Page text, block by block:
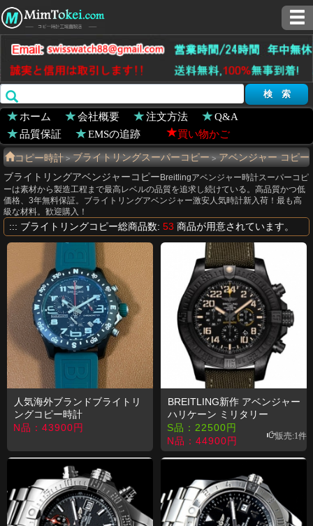
ホーム 会社概要 注文方法
Q&A
品質保証
EMSの追跡 買い物かご
コピー時計 > ブライトリングスーパーコピー > アベンジャー コピー
> 人気商品
ブライトリングアベンジャーコピー Breitlingアベンジャー時計スーパーコピ
ーは素材から製造工程まで最高レベルの品質を追求し続けている。高品質かつ低
価格、3年無料保証。ブライトリングアベンジャー激安人気時計新入荷！最も高
級な材料。歓迎購入！
::: ブライトリングコピー総商品数: 53 商品が用意されています。
人気海外ブランドブライトリ
ングコピー時計
X82310D31B1S1 プロ グリー
N品： 43900円
BREITLING新作 アベンジャー
ハリケーン ミリタリー
X121B46ARX
S品： 22500円
N品： 44900円
販売:1件